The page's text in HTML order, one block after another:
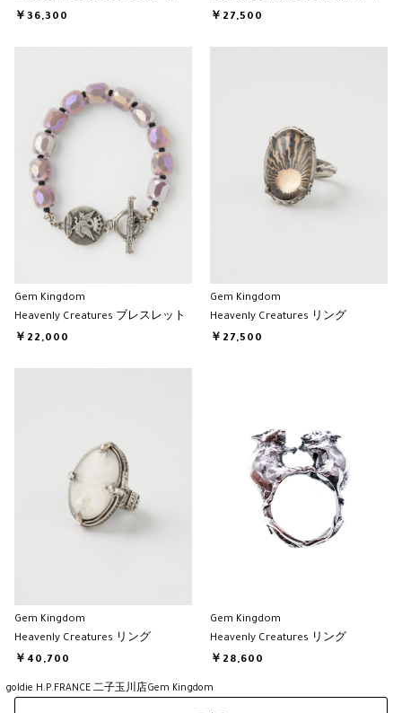
￥36,300
￥27,500
Gem Kingdom
Heavenly Creatures ブレスレット
￥22,000
Gem Kingdom
Heavenly Creatures リング
￥27,500
Gem Kingdom
Heavenly Creatures リング
￥40,700
Gem Kingdom
Heavenly Creatures リング
￥28,600
goldie H.P.FRANCE 二子玉川店Gem Kingdom